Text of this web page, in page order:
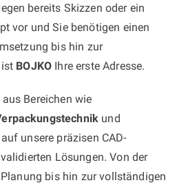
bereits Skizzen oder ein
vor und Sie benötigen einen
bis hin zur
BOJKO Ihre erste Adresse.
Bereichen wie
und
unsere präzisen CAD-
Lösungen. Von der
bis hin zur vollständigen